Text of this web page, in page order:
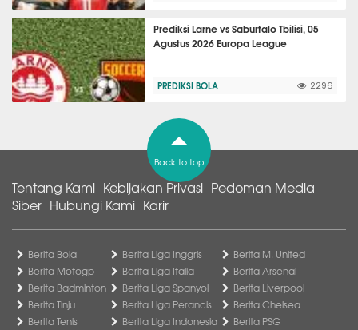
Prediksi Larne vs Saburtalo Tbilisi, 05
Agustus 2026 Europa League
PREDIKSI BOLA 2296
Back to top
Tentang Kami Kebijakan Privasi Pedoman Media
Siber Hubungi Kami Karir
Berita Bola
Berita Motogp
Berita Badminton
Berita Tinju
Berita Tenis
Berita Liga Inggris
Berita Liga Italia
Berita Liga Spanyol
Berita Liga Perancis
Berita Liga Indonesia
Berita M. United
Berita Arsenal
Berita Liverpool
Berita Chelsea
Berita PSG